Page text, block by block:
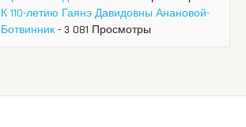
К 110-летию Гаянэ Давидовны Анановой-
Ботвинник - 3 081 Просмотры